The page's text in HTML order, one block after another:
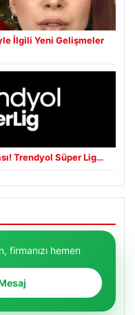
İlgili Yeni Gelişmeler
Trendyol Süper Lig…
firmanızı hemen